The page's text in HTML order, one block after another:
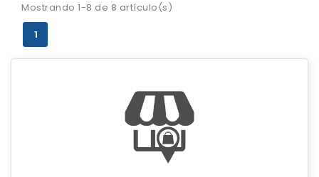
Mostrando 1-8 de 8 artículo(s)
1